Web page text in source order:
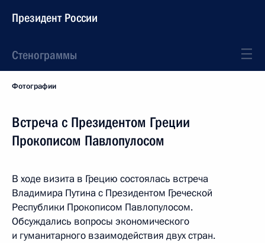
Президент России
Стенограммы
Фотографии
Встреча с Президентом Греции
Прокописом Павлопулосом
В ходе визита в Грецию состоялась встреча
Владимира Путина с Президентом Греческой
Республики Прокописом Павлопулосом.
Обсуждались вопросы экономического
и гуманитарного взаимодействия двух стран.